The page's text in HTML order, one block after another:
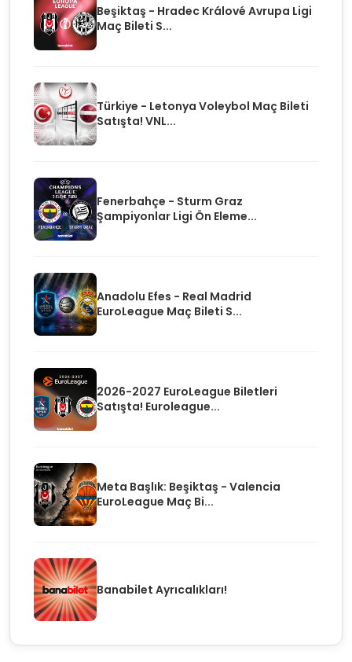
Beşiktaş - Hradec Králové Avrupa Ligi
Maç Bileti S...
Türkiye - Letonya Voleybol Maç Bileti
Satışta! VNL...
Fenerbahçe - Sturm Graz
Şampiyonlar Ligi Ön Eleme...
Anadolu Efes - Real Madrid
EuroLeague Maç Bileti S...
2026-2027 EuroLeague Biletleri
Satışta! Euroleague...
Meta Başlık: Beşiktaş - Valencia
EuroLeague Maç Bi...
Banabilet Ayrıcalıkları!